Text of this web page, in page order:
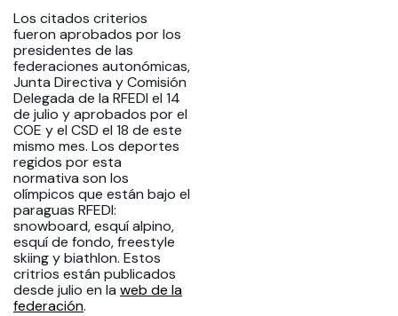
Los citados criterios
fueron aprobados por los
presidentes de las
federaciones autonómicas,
Junta Directiva y Comisión
Delegada de la RFEDI el 14
de julio y aprobados por el
COE y el CSD el 18 de este
mismo mes. Los deportes
regidos por esta
normativa son los
olímpicos que están bajo el
paraguas RFEDI:
snowboard, esquí alpino,
esquí de fondo, freestyle
skiing y biathlon. Estos
critrios están publicados
desde julio en la web de la
federación.